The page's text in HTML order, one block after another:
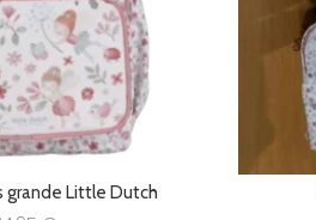
grande Little Dutch